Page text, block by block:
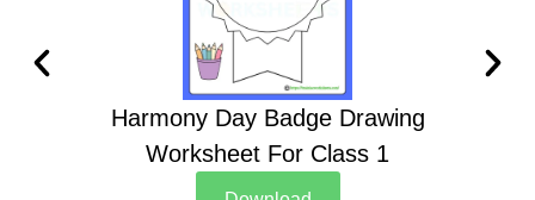
Harmony Day Badge Drawing
Worksheet For Class 1